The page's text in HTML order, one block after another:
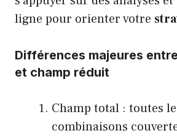
ligne pour orienter votre
Différences majeures
et champ réduit
Champ total : toutes
combinaisons